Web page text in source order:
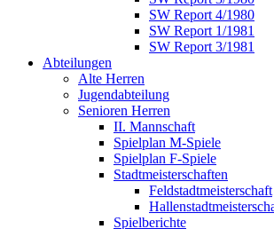
SW Report 4/1980
SW Report 1/1981
SW Report 3/1981
Abteilungen
Alte Herren
Jugendabteilung
Senioren Herren
II. Mannschaft
Spielplan M-Spiele
Spielplan F-Spiele
Stadtmeisterschaften
Feldstadtmeisterschaft
Spielberichte